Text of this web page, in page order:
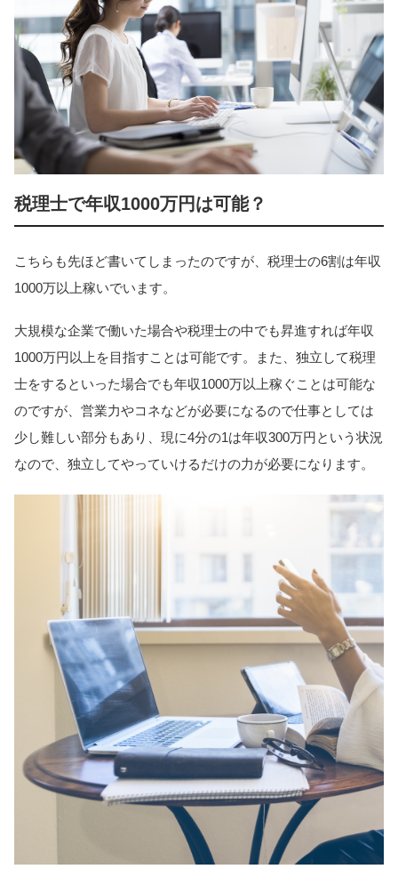
税理士で年収1000万円は可能？
こちらも先ほど書いてしまったのですが、税理士の6割は年収
1000万以上稼いでいます。
大規模な企業で働いた場合や税理士の中でも昇進すれば年収
1000万円以上を目指すことは可能です。また、独立して税理
士をするといった場合でも年収1000万以上稼ぐことは可能な
のですが、営業力やコネなどが必要になるので仕事としては
少し難しい部分もあり、現に4分の1は年収300万円という状況
なので、独立してやっていけるだけの力が必要になります。